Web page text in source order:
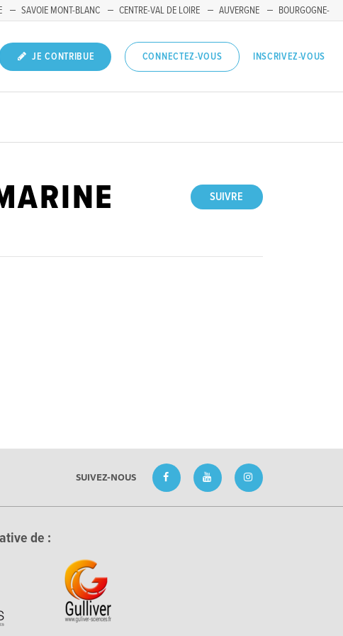
SAVOIE MONT-BLANC CENTRE-VAL DE LOIRE AUVERGNE
BOURGOGNE-
JE CONTRIBUE CONNECTEZ-VOUS INSCRIVEZ-VOUS
SUIVRE
SUIVEZ-NOUS
de :